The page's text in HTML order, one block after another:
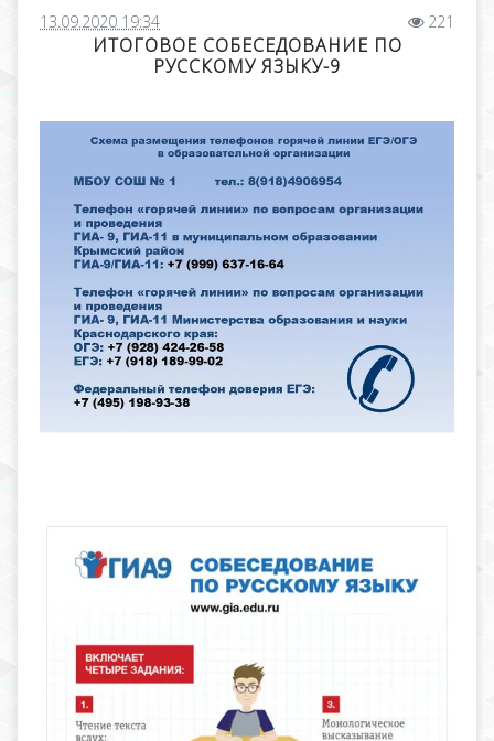
13.09.2020 19:34 221
ИТОГОВОЕ СОБЕСЕДОВАНИЕ ПО
РУССКОМУ ЯЗЫКУ-9